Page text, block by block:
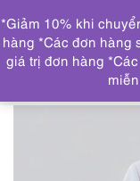
Trang chủ ÁO
Span NOBLE
*Giảm 10% khi
hàng *Các đơn hàng
giá trị đơn hàng